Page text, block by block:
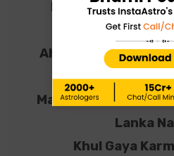
Bane Vaha Devi Ki
Apana Chit
Ahiravan Ravan
Hath
Mantra Vibhishan
Lanka
Khul Gaya